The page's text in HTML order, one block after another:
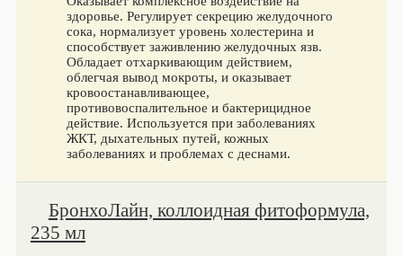
здоровье. Регулирует секрецию желудочного
сока, нормализует уровень холестерина и
способствует заживлению желудочных язв.
Обладает отхаркивающим действием,
облегчая вывод мокроты, и оказывает
кровоостанавливающее,
противовоспалительное и бактерицидное
действие. Используется при заболеваниях
ЖКТ, дыхательных путей, кожных
заболеваниях и проблемах с деснами.
БронхоЛайн, коллоидная фитоформула,
235 мл